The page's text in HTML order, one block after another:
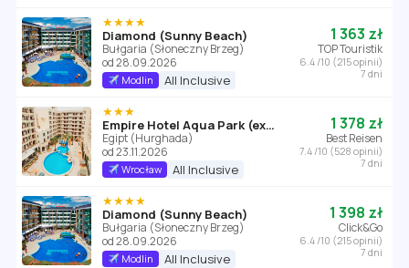
★★★★
Diamond (Sunny Beach)
Bułgaria (Słoneczny Brzeg)
od 28.09.2026
Modlin All Inclusive
1 363 zł
TOP Touristik
6.4 /10 (215 opinii)
7 dni
★★★
Empire Hotel Aqua Park (ex. Triton Empire Hotel Hurghada)
Egipt (Hurghada)
od 23.11.2026
Wrocław All Inclusive
1 378 zł
Best Reisen
7.4 /10 (528 opinii)
7 dni
★★★★
Diamond (Sunny Beach)
Bułgaria (Słoneczny Brzeg)
od 28.09.2026
Modlin All Inclusive
1 398 zł
Click&Go
6.4 /10 (215 opinii)
7 dni